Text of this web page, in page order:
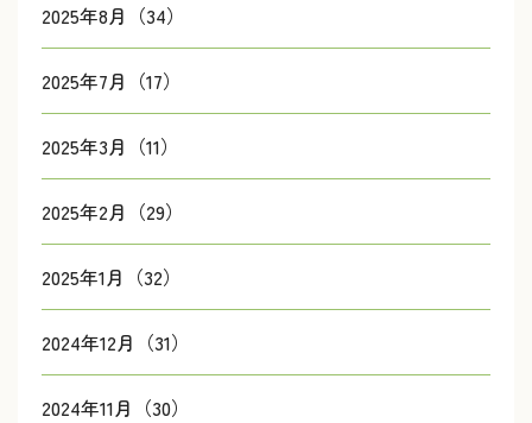
2025年8月（34）
2025年7月（17）
2025年3月（11）
2025年2月（29）
2025年1月（32）
2024年12月（31）
2024年11月（30）